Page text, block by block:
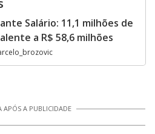
Salário: 11,1 milhões de
a R$ 58,6 milhões
APÓS A PUBLICIDADE